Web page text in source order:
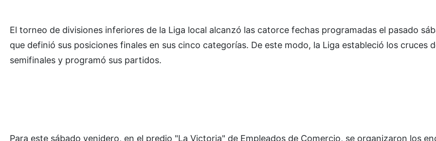
El torneo de divisiones inferiores de la Liga local alcanzó las catorce fechas programadas el pasado
que definió sus posiciones finales en sus cinco categorías. De este modo, la Liga estableció los cruces
semifinales y programó sus partidos.
Para este sábado venidero, en el predio "La Victoria" de Empleados de Comercio, se organizaron los